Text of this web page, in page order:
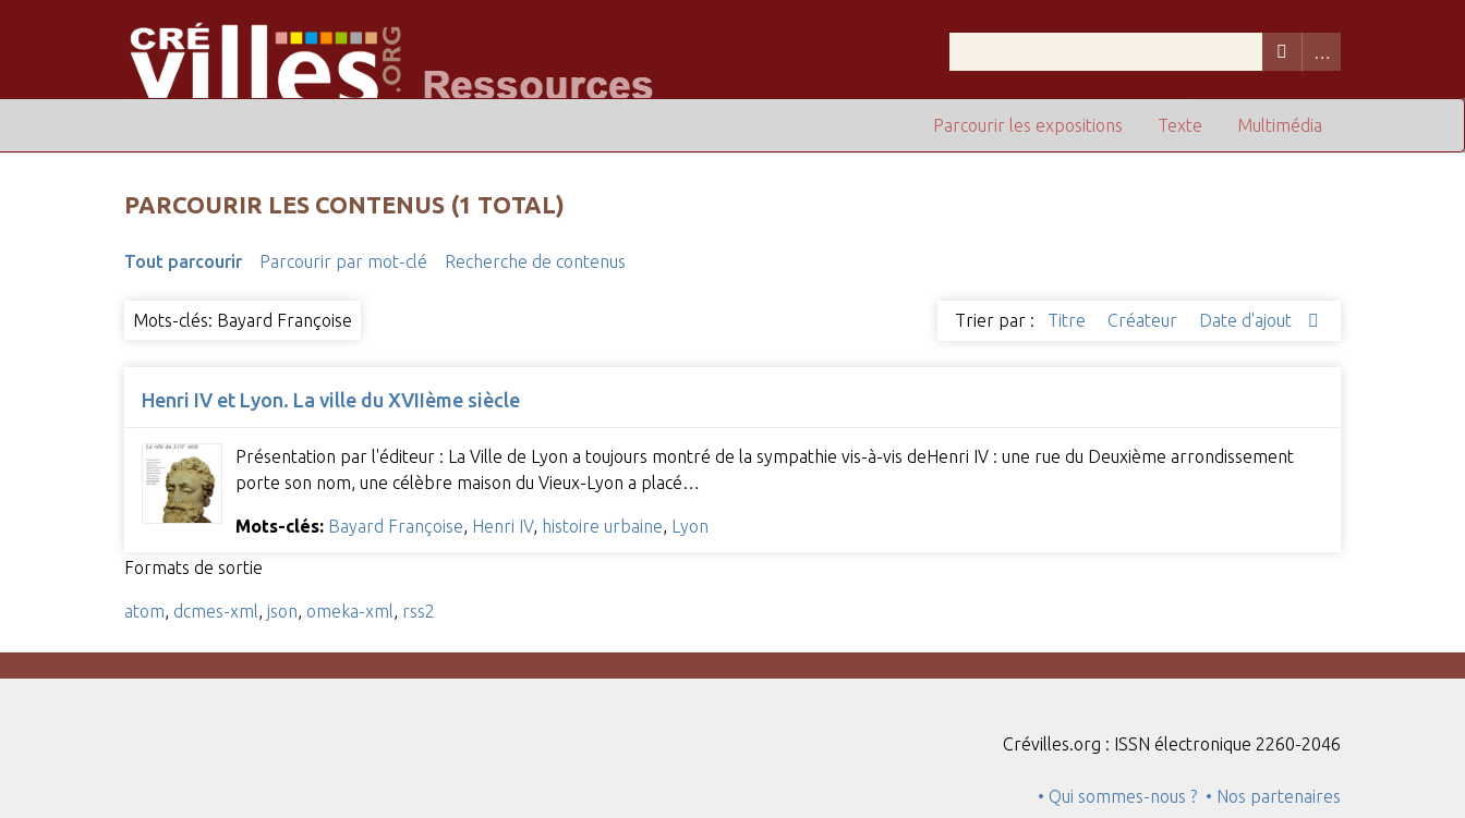
Multimédia
Texte
Parcourir les expositions
PARCOURIR LES CONTENUS (1 TOTAL)
Tout parcourir Parcourir par mot-clé Recherche de contenus
Mots-clés: Bayard Françoise Trier par : Titre Créateur Date d'ajout
Henri IV et Lyon. La ville du XVIIème siècle
Présentation par l'éditeur : La Ville de Lyon a toujours montré de la sympathie vis-à-vis deHenri IV : une rue du Deuxième arrondissement
porte son nom, une célèbre maison du Vieux-Lyon a placé…
Mots-clés: Bayard Françoise Henri IV, histoire urbaine Lyon
Formats de sortie
atom dcmes-xml json omeka-xml rss2
Crévilles.org : ISSN électronique 2260-2046
• Qui sommes-nous ? • Nos partenaires